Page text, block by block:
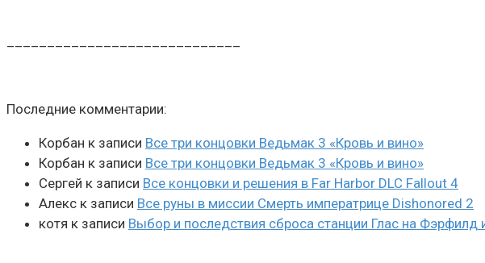
Последние комментарии:
Корбан к записи Все три концовки Ведьмак 3 «Кровь и вино»
Корбан к записи Все три концовки Ведьмак 3 «Кровь и вино»
Сергей к записи Все концовки и решения в Far Harbor DLC Fallout 4
Алекс к записи Все руны в миссии Смерть императрице Dishonored 2
котя к записи Выбор и последствия сброса станции Глас на Фэрфилд